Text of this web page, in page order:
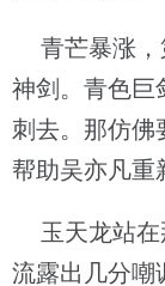
青芒暴涨，
神剑。青色巨
刺去。那仿佛
帮助吴亦凡重
玉天龙站在
流露出几分嘲